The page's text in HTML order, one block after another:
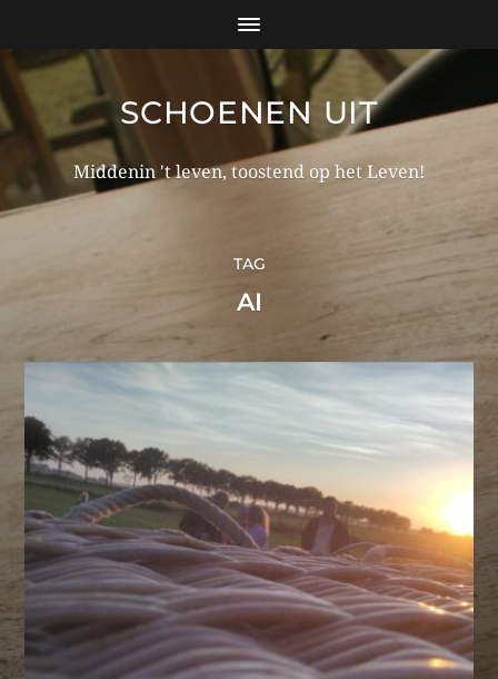
SCHOENEN UIT
Middenin 't leven, toostend op het Leven!
TAG
AI